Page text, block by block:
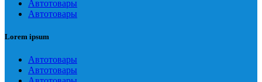
Автотовары
Автотовары
Lorem ipsum
Автотовары
Автотовары